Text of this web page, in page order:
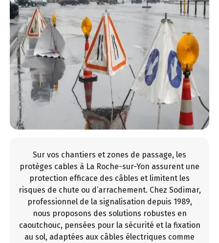
Sur vos chantiers et zones de passage, les
protèges cables à La Roche-sur-Yon assurent une
protection efficace des câbles et limitent les
risques de chute ou d’arrachement. Chez Sodimar,
professionnel de la signalisation depuis 1989,
nous proposons des solutions robustes en
caoutchouc, pensées pour la sécurité et la fixation
au sol, adaptées aux câbles électriques comme